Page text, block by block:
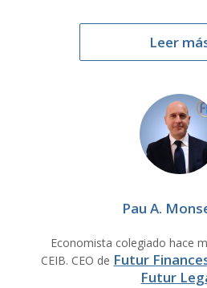
Leer
Pau A.
Economista colegiado hace
CEIB. CEO de Futur
Futur